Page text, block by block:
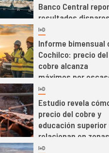
Banco Central
resultados
el primer trimestre
I+D
Informe bimensual
Cochilco: precio del
cobre alcanza
máximos por
de concentrados
I+D
Estudio revela
precio del cobre y
educación superior
relacionan en zonas
mineras
I+D